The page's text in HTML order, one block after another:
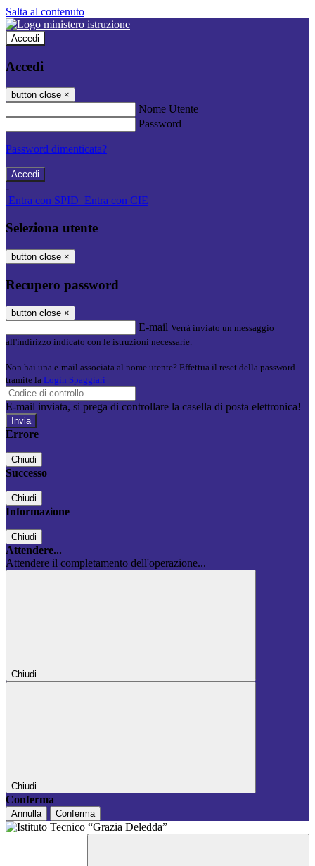
Salta al contenuto
Accedi
Accedi
button close ×
Nome Utente
Password
Password dimenticata?
-
Entra con SPID Entra con CIE
Seleziona utente
button close ×
Recupero password
button close ×
E-mail Verrà inviato un messaggio
all'indirizzo indicato con le istruzioni necessarie.
Non hai una e-mail associata al nome utente? Effettua il reset della password
tramite la Login Spaggiari
E-mail inviata, si prega di controllare la casella di posta elettronica!
Errore
Chiudi
Successo
Chiudi
Informazione
Chiudi
Attendere...
Attendere il completamento dell'operazione...
Chiudi
Chiudi
Conferma
Annulla Conferma